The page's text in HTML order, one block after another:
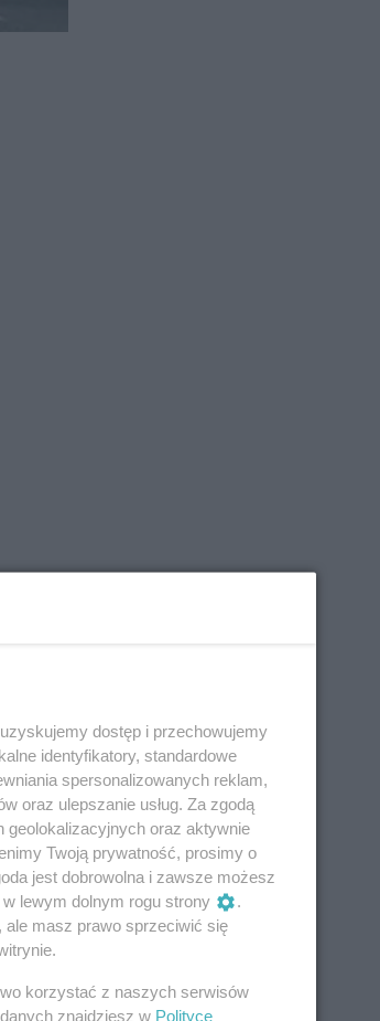
dostęp i przechowujemy
identyfikatory, standardowe
spersonalizowanych reklam,
oraz ulepszanie usług. Za zgodą
geolokalizacyjnych oraz aktywnie
Twoją prywatność, prosimy o
jest dobrowolna i zawsze możesz
lewym dolnym rogu strony
.
ale masz prawo sprzeciwić się
korzystać z naszych serwisów
znajdziesz w Polityce